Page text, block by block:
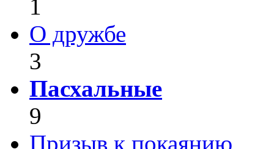
1
О дружбе
3
Пасхальные
9
Призыв к покаянию